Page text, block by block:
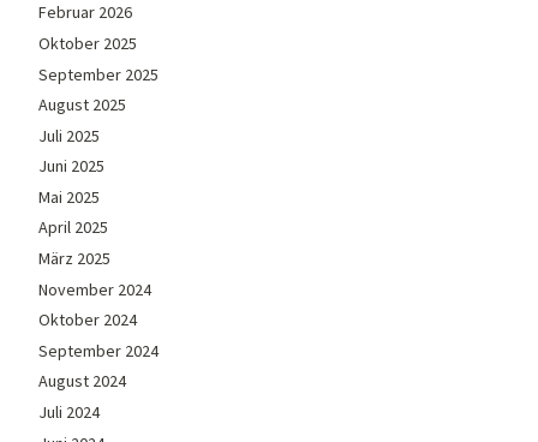
Februar 2026
Oktober 2025
September 2025
August 2025
Juli 2025
Juni 2025
Mai 2025
April 2025
März 2025
November 2024
Oktober 2024
September 2024
August 2024
Juli 2024